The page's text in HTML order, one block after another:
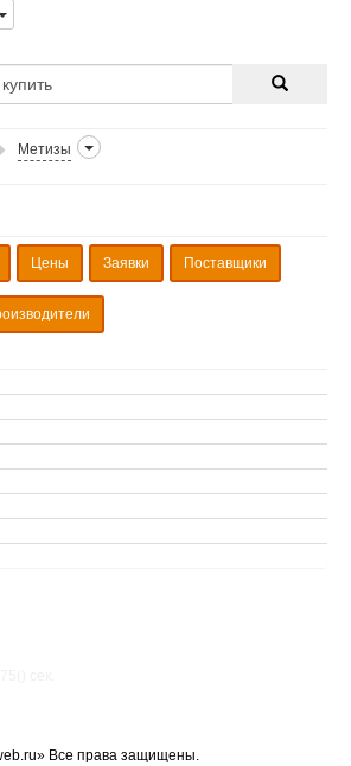
Метизы
Цены Заявки Поставщики
Все права защищены.